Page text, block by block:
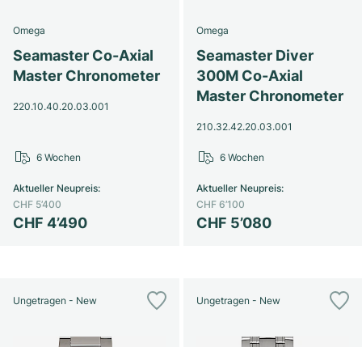
Omega
Seamaster Co-Axial
Master Chronometer
220.10.40.20.03.001
CHF 4’490
Aktueller Neupreis:
CHF 5’400
6 Wochen
Omega
Seamaster Diver
300M Co-Axial
Master Chronometer
210.32.42.20.03.001
CHF 5’080
Aktueller Neupreis:
CHF 6’100
6 Wochen
Ungetragen - New Ungetragen - New